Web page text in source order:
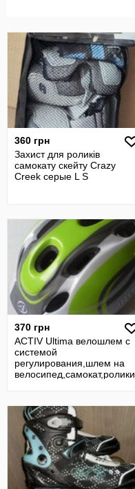
360 грн
Захист для роликів
самокату скейту Crazy
Creek серые L S
370 грн
ACTIV Ultima велошлем с
системой
регулирования,шлем на
велосипед,самокат,ролики.